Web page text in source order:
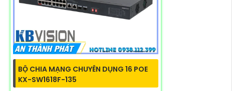
BỘ CHIA MẠNG CHUYÊN DỤNG 16 POE
KX-SW1618F-135